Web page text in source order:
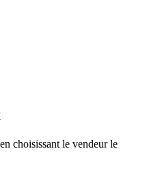
en choisissant le vendeur le